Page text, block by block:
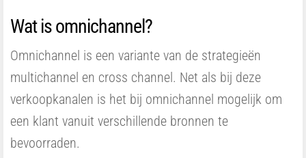
Wat is omnichannel?
Omnichannel is een variante van de strategieën
multichannel en cross channel. Net als bij deze
verkoopkanalen is het bij omnichannel mogelijk om
een klant vanuit verschillende bronnen te
bevoorraden.